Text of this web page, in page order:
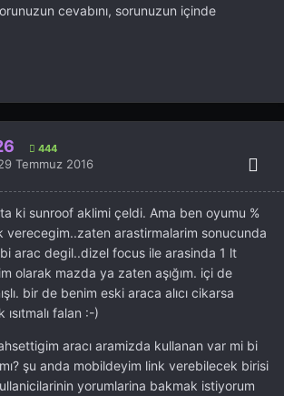
cevabını, sorunuzun içinde
444
Temmuz 2016
ta ki sunroof aklimi çeldi. Ama ben oyumu %
verecegim..zaten arastirmalarim sonucunda
arac degil..dizel focus ile arasinda 1 lt
olarak mazda ya zaten aşığım. içi de
bir de benim eski araca alıcı cikarsa
falan :-)
aracı aramizda kullanan var mi bi
şu anda mobildeyim link verebilecek birisi
yorumlarina bakmak istiyorum